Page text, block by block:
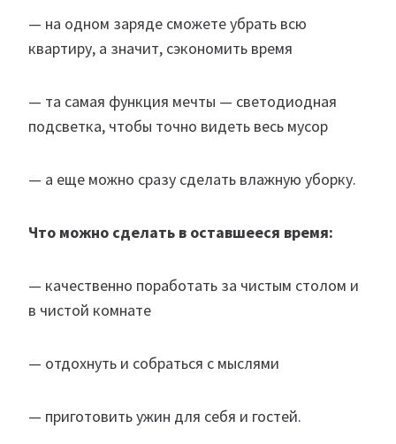
— на одном заряде сможете убрать всю
квартиру, а значит, сэкономить время
— та самая функция мечты — светодиодная
подсветка, чтобы точно видеть весь мусор
— а еще можно сразу сделать влажную уборку.
Что можно сделать в оставшееся время:
— качественно поработать за чистым столом и
в чистой комнате
— отдохнуть и собраться с мыслями
— приготовить ужин для себя и гостей.